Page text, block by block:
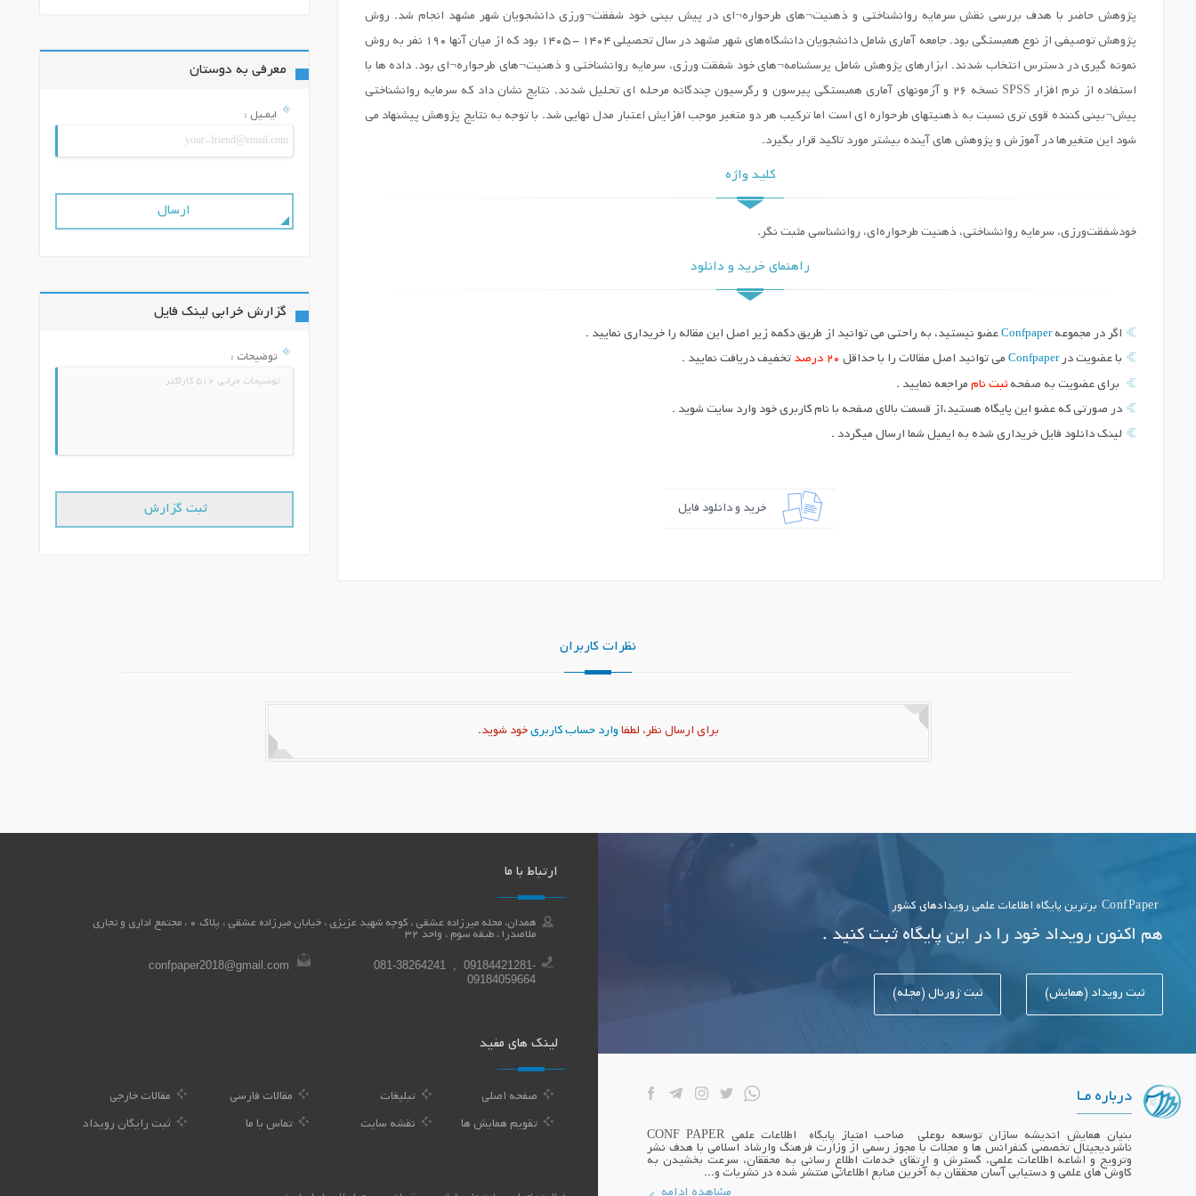
پژوهش حاضر با هدف بررسی نقش سرمایه روانشناختی و ذهنیت¬های طرحواره¬ای در پیش بینی خود شفقت¬ورزی دانشجویان شهر مشهد انجام شد. روش
پژوهش توصیفی از نوع همبستگی بود. جامعه آماری شامل دانشجویان دانشگاه‌های شهر مشهد در سال تحصیلی ۱۴۰۴ - ۱۴۰۵ بود که از میان آنها 190 نفر به روش
نمونه گیری در دسترس انتخاب شدند. ابزارهای پژوهش شامل پرسشنامه¬های خود شفقت ورزی، سرمایه روانشناختی و ذهنیت¬های طرحواره¬ای بود. داده ها با
استفاده از نرم افزار SPSS نسخه ۲۶ و آزمونهای آماری همبستگی پیرسون و رگرسیون چندگانه مرحله ای تحلیل شدند. نتایج نشان داد که سرمایه روانشناختی
پیش¬بینی کننده قوی تری نسبت به ذهنیتهای طرحواره ای است اما ترکیب هر دو متغیر موجب افزایش اعتبار مدل نهایی شد. با توجه به نتایج پژوهش پیشنهاد می
شود این متغیرها در آموزش و پژوهش های آینده بیشتر مورد تاکید قرار بگیرد.
کلید واژه
خودشفقت‌ورزی، سرمایه روانشناختی، ذهنیت طرحواره‌ای، روانشناسی مثبت نگر.
راهنمای خرید و دانلود
اگر در مجموعهConfpaper عضو نیستید، به راحتی می توانید از طریق دکمه زیر اصل این مقاله را خریداری نمایید .
با عضویت درConfpaper می توانید اصل مقالات را با حداقل 20 درصد تخفیف دریافت نمایید .
برای عضویت به صفحه ثبت نام مراجعه نمایید .
در صورتی که عضو این پایگاه هستید،از قسمت بالای صفحه با نام کاربری خود وارد سایت شوید .
لینک دانلود فایل خریداری شده به ایمیل شما ارسال میگردد .
خرید و دانلود فایل
معرفی به دوستان
ایمـیل :
گزارش خرابی لینک فایل
توضیحات :
نظرات کاربران
برای ارسال نظر، لطفا وارد حساب کاربری خود شوید.
ConfPaper برترین پایگاه اطلاعات علمی رویدادهای کشور
هم اکنون رویداد خود را در این پایگاه ثبت کنید .
ثبت رویداد (همایش) ثبت ژورنال (مجله)
درباره مـا
بنیان همایش اندیشه سازان توسعه بوعلی صاحب امتیاز پایگاه اطلاعات علمی CONF PAPER
ناشردیجیتال تخصصی کنفرانس ها و مجلات با مجوز رسمی از وزارت فرهنگ وارشاد اسلامی با هدف نشر
وترویج و اشاعه اطلاعات علمی، گسترش و ارتقای خدمات اطلاع رسانی به محققان، سرعت بخشیدن به
کاوش های علمی و دستیابی آسان محققان به آخرین منابع اطلاعاتی منتشر شده در نشریات و...
مشاهده ادامه
ارتباط با ما
همدان، محله میرزاده عشقی ، کوچه شهید عزیزی ، خیابان میرزاده عشقی ، پلاک 0 ، مجتمع اداری و تجاری
ملاصدرا ، طبقه سوم ، واحد 32
081-38264241 , 09184421281-
09184059664
confpaper2018@gmail.com
لینک های مفید
صفحه اصلی تبلیغات مقالات فارسی مقالات خارجی
تقویم همایش ها نقشه سایت تماس با ما ثبت رایگان رویداد